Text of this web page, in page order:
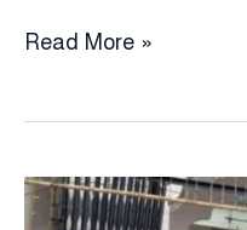
ভোট
হারাম
কেন
Read More »